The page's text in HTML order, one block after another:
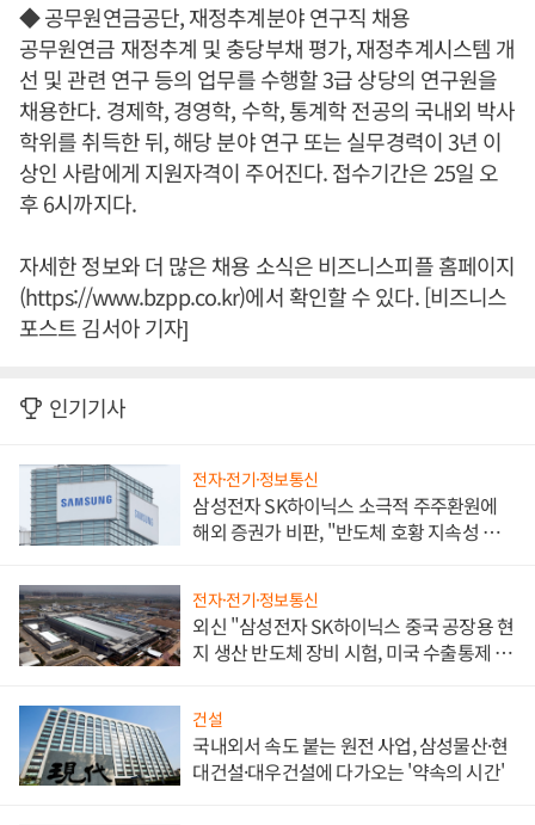
◆ 공무원연금공단, 재정추계분야 연구직 채용
공무원연금 재정추계 및 충당부채 평가, 재정추계시스템 개
선 및 관련 연구 등의 업무를 수행할 3급 상당의 연구원을
채용한다. 경제학, 경영학, 수학, 통계학 전공의 국내외 박사
학위를 취득한 뒤, 해당 분야 연구 또는 실무경력이 3년 이
상인 사람에게 지원자격이 주어진다. 접수기간은 25일 오
후 6시까지다.
자세한 정보와 더 많은 채용 소식은 비즈니스피플 홈페이지
(https://www.bzpp.co.kr)에서 확인할 수 있다. [비즈니스
포스트 김서아 기자]
인기기사
전자·전기·정보통신
삼성전자 SK하이닉스 소극적 주주환원에
해외 증권가 비판, "반도체 호황 지속성 의
전자·전기·정보통신
외신 "삼성전자 SK하이닉스 중국 공장용 현
지 생산 반도체 장비 시험, 미국 수출통제 대
건설
국내외서 속도 붙는 원전 사업, 삼성물산·현
대건설·대우건설에 다가오는 '약속의 시간'